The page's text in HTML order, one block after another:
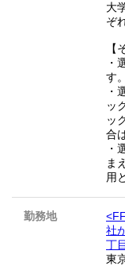
大
ぞ
【
・
す。
・
ッ
ッ
合
・
ま
用
勤務地
社
丁
東